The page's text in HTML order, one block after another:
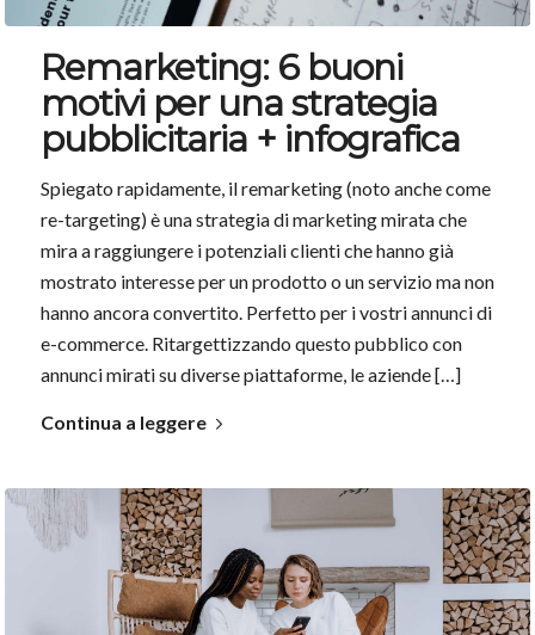
Remarketing: 6 buoni
motivi per una strategia
pubblicitaria + infografica
Spiegato rapidamente, il remarketing (noto anche come
re-targeting) è una strategia di marketing mirata che
mira a raggiungere i potenziali clienti che hanno già
mostrato interesse per un prodotto o un servizio ma non
hanno ancora convertito. Perfetto per i vostri annunci di
e-commerce. Ritargettizzando questo pubblico con
annunci mirati su diverse piattaforme, le aziende […]
Continua a leggere